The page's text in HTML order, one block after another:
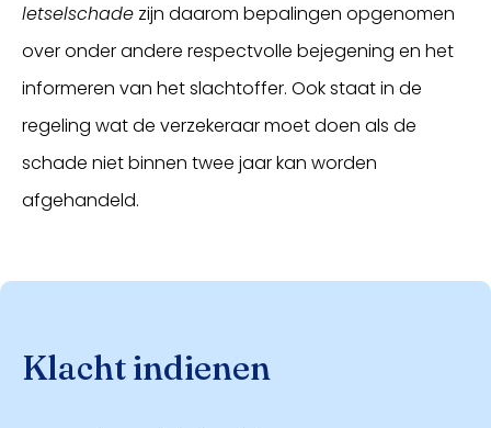
letselschade zijn daarom bepalingen opgenomen
over onder andere respectvolle bejegening en het
informeren van het slachtoffer. Ook staat in de
regeling wat de verzekeraar moet doen als de
schade niet binnen twee jaar kan worden
afgehandeld.
Klacht indienen